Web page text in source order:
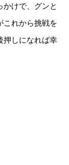
けで、グンと
これから挑戦を
押しになれば幸